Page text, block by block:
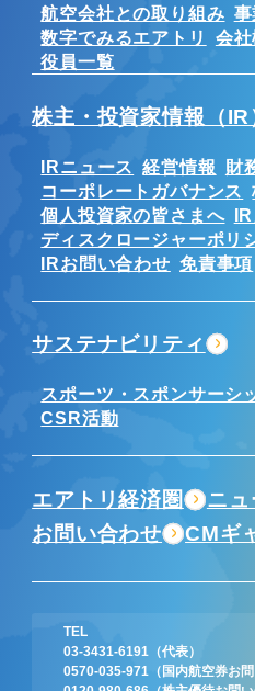
TEL
03-3431-6191
（代表）
0570-035-971
（国内航空券お
航空会社との取り組み
数字でみるエアトリ
会
役員一覧
株主・投資家情報（IR
IRニュース 経営情報 財
コーポレートガバナンス
個人投資家の皆さまへ
ディスクロージャーポリ
IRお問い合わせ 免責事項
サステナビリティ
スポーツ・スポンサーシ
CSR活動
エアトリ経済圏 ニ
お問い合わせ
CMギ